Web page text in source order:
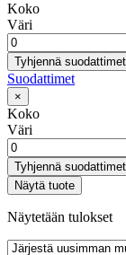
Koko
Väri
Tyhjennä suodattimet
Suodattimet
×
Koko
Väri
Tyhjennä suodattimet
Näytä tuote
Näytetään tulokset